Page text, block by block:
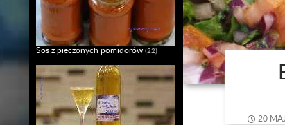
20
Sos z pieczonych pomidorów (22)